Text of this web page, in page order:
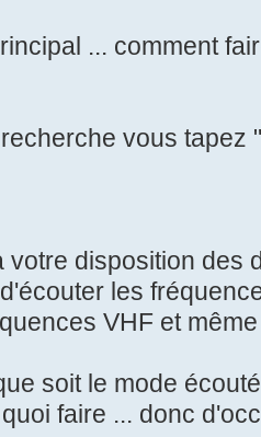
... comment
vous tapez
votre disposition des
les
VHF et
soit le mode
faire ... donc